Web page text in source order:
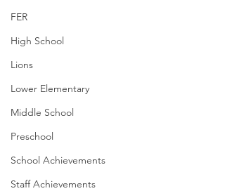
FER
High School
Lions
Lower Elementary
Middle School
Preschool
School Achievements
Staff Achievements